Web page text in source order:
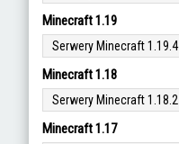
Minecraft 1.19
Serwery Minecraft 1.19.4
Minecraft 1.18
Serwery Minecraft 1.18.2
Minecraft 1.17